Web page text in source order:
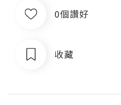
0個讚好
收藏